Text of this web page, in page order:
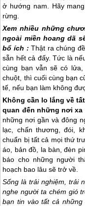
ở hướng nam. Hãy
rừng.
Xem nhiều những
ngoài miền hoang dã
bổ ích : Thật ra chúng
sẵn hết cả đấy. Tức là
cùng bạn vẫn sẽ có
chuột, thì cuối cùng bạn
tế, nếu bạn làm không
Không cần lo lắng về
quan đến những nơi xa
những nơi gần và đông
lạc, chấn thương, đói,
chuẩn bị tất cả mọi thứ
áo, bản đồ, la bàn, đèn
báo cho những người
hoạch bao lâu sẽ trở về.
Sống là trải nghiệm, trải
nghe người ta chém gió
bạn tin vào tất cả